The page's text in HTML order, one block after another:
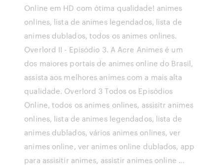
Online em HD com ótima qualidade! animes
onlines, lista de animes legendados, lista de
animes dublados, todos os animes onlines.
Overlord II - Episódio 3. A Acre Animes é um
dos maiores portais de animes online do Brasil,
assista aos melhores animes com a mais alta
qualidade. Overlord 3 Todos os Episódios
Online, todos os animes onlines, assisitr animes
onlines, lista de animes legendados, lista de
animes dublados, vários animes onlines, ver
animes online, ver animes online dublados, app
para assisitir animes, assistir animes online …